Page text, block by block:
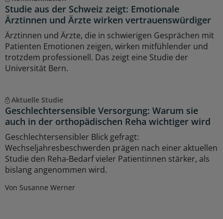
Studie aus der Schweiz zeigt: Emotionale
Ärztinnen und Ärzte wirken vertrauenswürdiger
Ärztinnen und Ärzte, die in schwierigen Gesprächen mit
Patienten Emotionen zeigen, wirken mitfühlender und
trotzdem professionell. Das zeigt eine Studie der
Universität Bern.
Aktuelle Studie
Geschlechtersensible Versorgung: Warum sie
auch in der orthopädischen Reha wichtiger wird
Geschlechtersensibler Blick gefragt:
Wechseljahresbeschwerden prägen nach einer aktuellen
Studie den Reha-Bedarf vieler Patientinnen stärker, als
bislang angenommen wird.
Von Susanne Werner